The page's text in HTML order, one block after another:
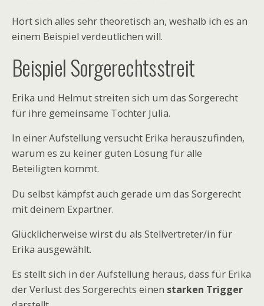
Hört sich alles sehr theoretisch an, weshalb ich es an
einem Beispiel verdeutlichen will.
Beispiel Sorgerechtsstreit
Erika und Helmut streiten sich um das Sorgerecht
für ihre gemeinsame Tochter Julia.
In einer Aufstellung versucht Erika herauszufinden,
warum es zu keiner guten Lösung für alle
Beteiligten kommt.
Du selbst kämpfst auch gerade um das Sorgerecht
mit deinem Expartner.
Glücklicherweise wirst du als Stellvertreter/in für
Erika ausgewählt.
Es stellt sich in der Aufstellung heraus, dass für Erika
der Verlust des Sorgerechts einen starken Trigger